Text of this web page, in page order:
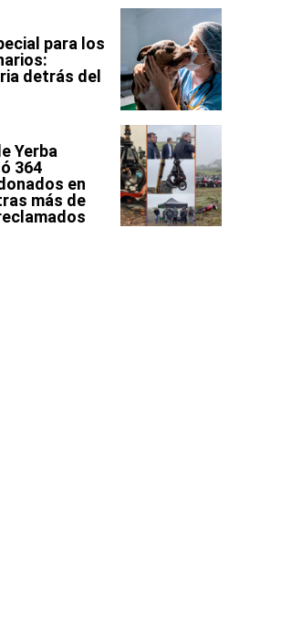
para los
detrás del
Yerba
364
en
más de